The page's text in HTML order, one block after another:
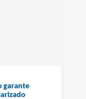
garante